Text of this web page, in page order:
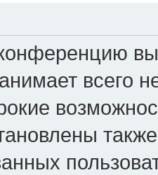
всего